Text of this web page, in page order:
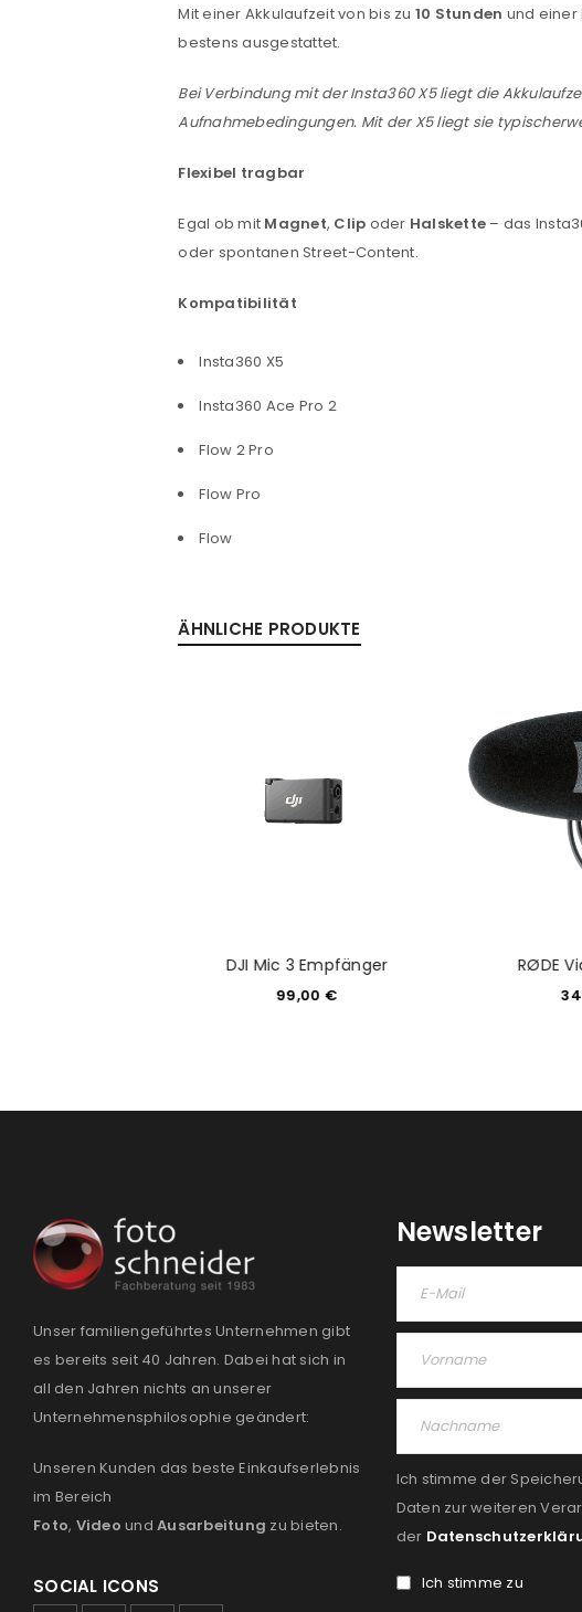
PASSWORT VERGESSEN?
Mit einer Akkulaufzeit von bis zu 10 Stunden und einer
bestens ausgestattet.
Bei Verbindung mit der Insta360 X5 liegt die
Aufnahmebedingungen. Mit der X5 liegt sie
Flexibel tragbar
Egal ob mit Magnet, Clip oder Halskette – das
oder spontanen Street-Content.
Kompatibilität
Insta360 X5
Insta360 Ace Pro 2
Flow 2 Pro
Flow Pro
Flow
ÄHNLICHE PRODUKTE
DJI Mic 3 Empfänger
99,00 €
RØDE
Unser familiengeführtes Unternehmen gibt
es bereits seit 40 Jahren. Dabei hat sich in
all den Jahren nichts an unserer
Unternehmensphilosophie geändert:
Unseren Kunden das beste Einkaufserlebnis
im Bereich
Foto, Video und Ausarbeitung zu bieten.
SOCIAL ICONS
Newsletter
Ich stimme der
Daten zur weiteren
der
Ich stimme zu